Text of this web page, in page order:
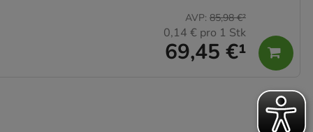
69,45 €¹
AVP: 85,98 €²
0,14 € pro 1 Stk